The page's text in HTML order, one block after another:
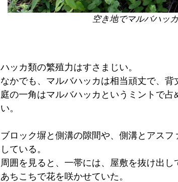
空き地でマルバハッ
ハッカ類の繁殖力はすさまじい。
なかでも、マルバハッカは相当頑丈で、背
庭の一角はマルバハッカというミントで
い。
ブロック塀と側溝の隙間や、側溝とアス
している。
周囲を見ると、一帯には、屋敷を抜け出し
あちこちで花を咲かせていた。